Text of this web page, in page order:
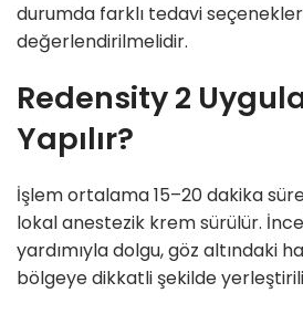
durumda farklı tedavi
değerlendirilmelidir.
Redensity 2
Yapılır?
İşlem ortalama 15–20 dakika
lokal anestezik krem sürülür.
yardımıyla dolgu, göz altındaki
bölgeye dikkatli şekilde